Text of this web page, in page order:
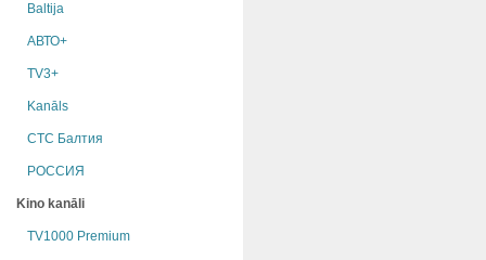
Baltija
АВТО+
TV3+
Kanāls
СТС Балтия
РОССИЯ
Kino kanāli
TV1000 Premium